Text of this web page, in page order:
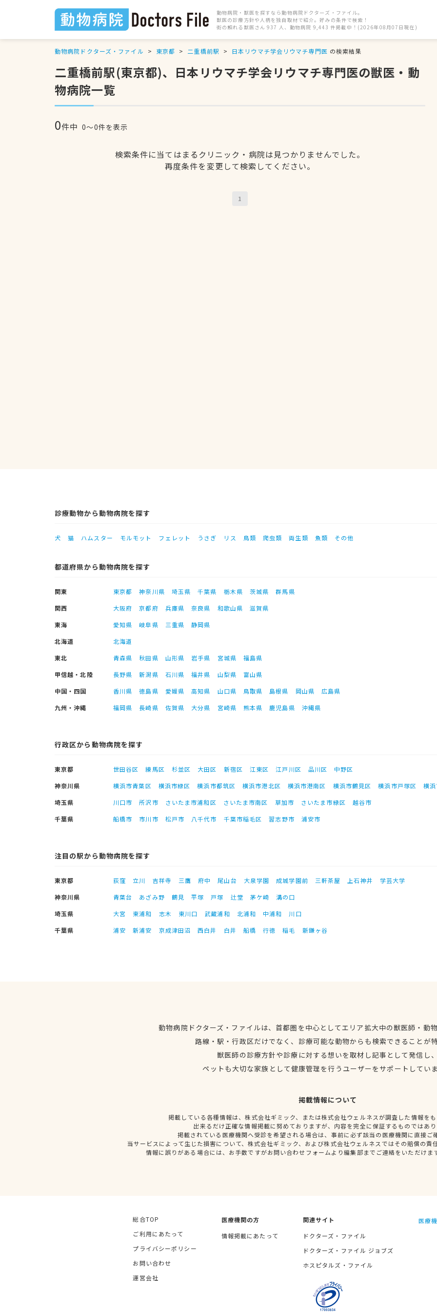
動物病院・獣医を探すなら動物病院ドクターズ・ファイル。
獣医の診療方針や人柄を独自取材で紹介。好みの条件で検索！
街の頼れる獣医さん 937 人、動物病院 9,443 件掲載中！(2026年08月07日現在)
動物病院ドクターズ・ファイル 東京都 二重橋前駅 日本リウマチ学会リウマチ専門医 の検索結果
二重橋前駅(東京都)、日本リウマチ学会リウマチ専門医の獣医・動
物病院一覧
0件中 0〜0件を表示
検索条件に当てはまるクリニック・病院は見つかりませんでした。
再度条件を変更して検索してください。
1
診療動物から動物病院を探す
犬 猫 ハムスター モルモット フェレット うさぎ リス 鳥類 爬虫類 両生類 魚類 その他
都道府県から動物病院を探す
関東 東京都 神奈川県 埼玉県 千葉県 栃木県 茨城県
群馬県
関西
大阪府 京都府 兵庫県 奈良県 和歌山県
滋賀県
東海
愛知県 岐阜県 三重県
静岡県
北海道
北海道
東北
青森県 秋田県 山形県 岩手県 宮城県
福島県
甲信越・北陸
長野県 新潟県 石川県 福井県 山梨県
富山県
中国・四国
香川県 徳島県 愛媛県 高知県 山口県 鳥取県 島根県 岡山県
広島県
九州・沖縄
福岡県 長崎県 佐賀県 大分県 宮崎県 熊本県 鹿児島県 沖縄県
行政区から動物病院を探す
東京都 世田谷区 練馬区 杉並区 大田区 新宿区 江東区 江戸川区 品川区
中野区
神奈川県
横浜市青葉区 横浜市緑区 横浜市都筑区 横浜市港北区 横浜市港南区 横浜市鶴見区 横浜市戸塚区
横
埼玉県
川口市 所沢市 さいたま市浦和区 さいたま市南区 草加市 さいたま市緑区
越谷市
千葉県
船橋市 市川市 松戸市 八千代市 千葉市稲毛区 習志野市 浦安市
注目の駅から動物病院を探す
東京都 荻窪 立川 吉祥寺 三鷹 府中 尾山台 大泉学園 成城学園前 三軒茶屋 上石神井
学芸大学
神奈川県
青葉台 あざみ野 鶴見 平塚 戸塚 辻堂 茅ケ崎
溝の口
埼玉県
大宮 東浦和 志木 東川口 武蔵浦和 北浦和 中浦和
川口
千葉県
浦安 新浦安 京成津田沼 西白井 白井 船橋 行徳 稲毛 新鎌ヶ谷
動物病院ドクターズ・ファイルは、首都圏を中心としてエリア拡大中の獣医師・動
路線・駅・行政区だけでなく、診療可能な動物からも検索できることが
獣医師の診療方針や診療に対する想いを取材し記事として発信し
ペットも大切な家族として健康管理を行うユーザーをサポートしてい
掲載情報について
掲載している各種情報は、株式会社ギミック、または株式会社ウェルネスが調査した情報を
出来るだけ正確な情報掲載に努めておりますが、内容を完全に保証するものではあ
掲載されている医療機関へ受診を希望される場合は、事前に必ず該当の医療機関に直接ご
当サービスによって生じた損害について、株式会社ギミック、および株式会社ウェルネスではその賠償の責
情報に誤りがある場合には、お手数ですがお問い合わせフォームより編集部までご連絡をいただけま
総合TOP
ご利用にあたって
プライバシーポリシー
お問い合わせ
運営会社
医療機関の方
情報掲載にあたって
関連サイト
ドクターズ・ファイル
ドクターズ・ファイル ジョブズ
ホスピタルズ・ファイル
医療